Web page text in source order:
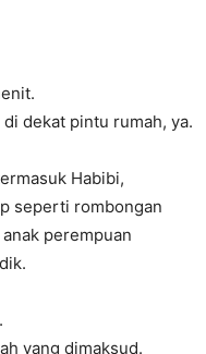
dekat pintu rumah, ya.
Habibi,
seperti rombongan
perempuan
yang dimaksud.